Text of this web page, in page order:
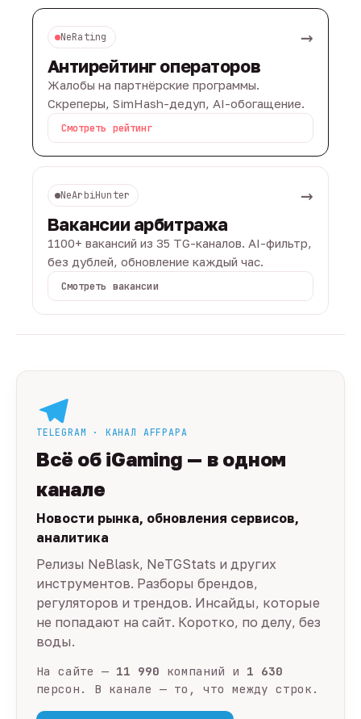
NeRating →
Антирейтинг операторов
Жалобы на партнёрские программы.
Скреперы, SimHash-дедуп, AI-обогащение.
Смотреть рейтинг
NeArbiHunter →
Вакансии арбитража
1100+ вакансий из 35 TG-каналов. AI-фильтр,
без дублей, обновление каждый час.
Смотреть вакансии
TELEGRAM · КАНАЛ AFFPAPA
Всё об iGaming — в одном
канале
Новости рынка, обновления сервисов,
аналитика
Релизы NeBlask, NeTGStats и других
инструментов. Разборы брендов,
регуляторов и трендов. Инсайды, которые
не попадают на сайт. Коротко, по делу, без
воды.
На сайте — 11 990 компаний и 1 630
персон. В канале — то, что между строк.